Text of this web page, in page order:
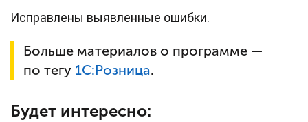
Исправлены выявленные ошибки.
Больше материалов о программе —
по тегу 1С:Розница.
Будет интересно: